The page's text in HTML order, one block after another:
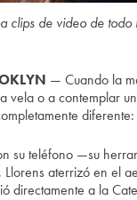
clips de video de
— Cuando la
vela o a contemplar
su teléfono —su
aterrizó en el
directamente a la